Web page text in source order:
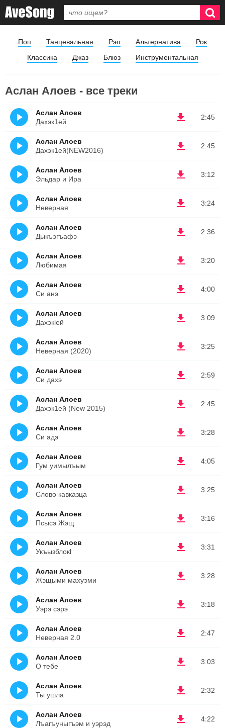
Поп Танцевальная Рэп Альтернатива
Рок
Классика
Джаз Блюз Инструментальная
Аслан Алоев - все треки
2:45
Аслан Алоев
Дахэк1ей
2:45
Аслан Алоев
Дахэк1ей(NEW2016)
3:12
Аслан Алоев
Эльдар и Ира
3:24
Аслан Алоев
Неверная
2:36
Аслан Алоев
Дыкъэгъафэ
3:20
Аслан Алоев
Любимая
4:00
Аслан Алоев
Си анэ
3:09
Аслан Алоев
Дахэкlей
3:25
Аслан Алоев
Неверная (2020)
2:59
Аслан Алоев
Си дахэ
2:45
Аслан Алоев
Дахэк1ей (New 2015)
3:28
Аслан Алоев
Си адэ
4:05
Аслан Алоев
Гум уимылъым
3:25
Аслан Алоев
Слово кавказца
3:16
Аслан Алоев
Псысэ Жэщ
3:31
Аслан Алоев
Укъызблокl
3:28
Аслан Алоев
Жэщыми махуэми
3:18
Аслан Алоев
Уэрэ сэрэ
2:47
Аслан Алоев
Неверная 2.0
3:03
Аслан Алоев
О тебе
2:32
Аслан Алоев
Ты ушла
4:22
Аслан Алоев
Лъагъуныгъэм и уэрэд